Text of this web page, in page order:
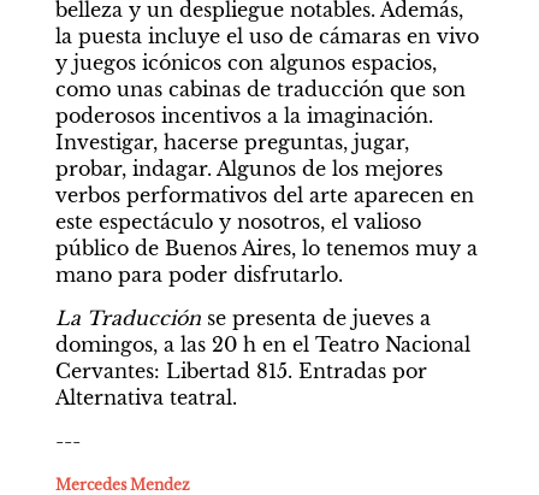
belleza y un despliegue notables. Además,
la puesta incluye el uso de cámaras en vivo
y juegos icónicos con algunos espacios,
como unas cabinas de traducción que son
poderosos incentivos a la imaginación.
Investigar, hacerse preguntas, jugar,
probar, indagar. Algunos de los mejores
verbos performativos del arte aparecen en
este espectáculo y nosotros, el valioso
público de Buenos Aires, lo tenemos muy a
mano para poder disfrutarlo.
La Traducción se presenta de jueves a
domingos, a las 20 h en el Teatro Nacional
Cervantes: Libertad 815. Entradas por
Alternativa teatral.
---
Mercedes Mendez